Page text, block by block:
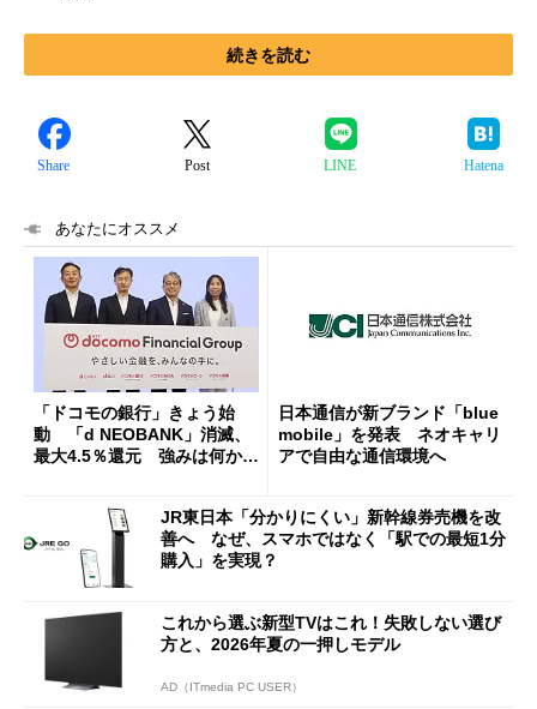
続きを読む
Share Post LINE Hatena
あなたにオススメ
「ドコモの銀行」きょう始
動 「d NEOBANK」消滅、
最大4.5％還元 強みは何か解
日本通信が新ブランド「blue
mobile」を発表 ネオキャリ
アで自由な通信環境へ
JR東日本「分かりにくい」新幹線券売機を改
善へ なぜ、スマホではなく「駅での最短1分
購入」を実現？
これから選ぶ新型TVはこれ！失敗しない選び
方と、2026年夏の一押しモデル
AD（ITmedia PC USER）